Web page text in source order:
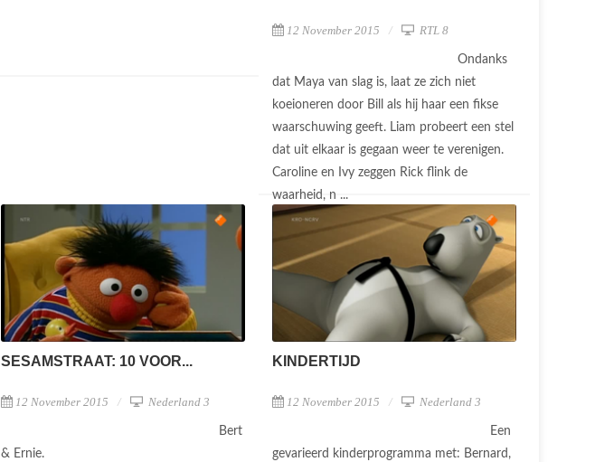
12 November 2015 RTL 8
Ondanks
dat Maya van slag is, laat ze zich niet
koeioneren door Bill als hij haar een fikse
waarschuwing geeft. Liam probeert een stel
dat uit elkaar is gegaan weer te verenigen.
Caroline en Ivy zeggen Rick flink de
waarheid, n ...
SESAMSTRAAT: 10 VOOR...
12 November 2015 Nederland 3
Bert
& Ernie.
KINDERTIJD
12 November 2015 Nederland 3
Een
gevarieerd kinderprogramma met: Bernard,